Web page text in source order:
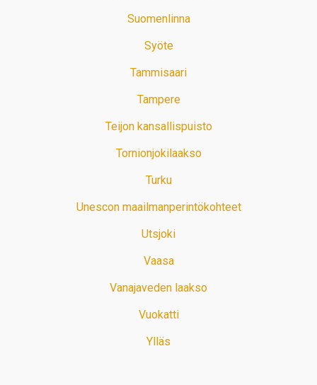
Suomenlinna
Syöte
Tammisaari
Tampere
Teijon kansallispuisto
Tornionjokilaakso
Turku
Unescon maailmanperintökohteet
Utsjoki
Vaasa
Vanajaveden laakso
Vuokatti
Ylläs